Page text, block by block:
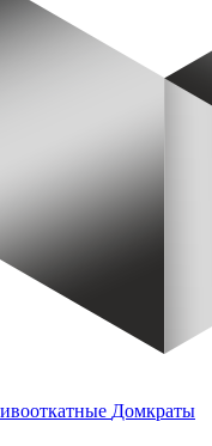
Домкраты